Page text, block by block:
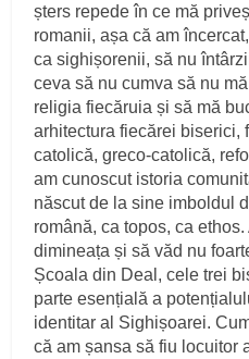
șters repede în ce mă
romanii, așa că am
ca sighișorenii, să nu
ceva să nu cumva să nu
religia fiecăruia și să mă
arhitectura fiecărei biserici,
catolică, greco-catolică,
am cunoscut istoria
născut de la sine imboldul
română, ca topos, ca
dimineața și să văd nu
Școala din Deal, cele trei
parte esențială a
identitar al Sighișoarei.
că am șansa să fiu locuitor